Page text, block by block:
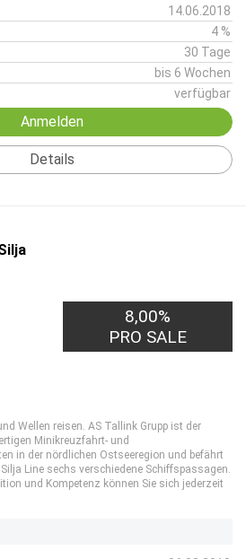
14.06.2018
4 %
30 Tage
bis 6 Wochen
verfügbar
Anmelden
Details
8,00%
PRO SALE
Wellen reisen. AS Tallink Grupp ist der
Minikreuzfahrt- und
in der nördlichen Ostseeregion und befährt
Line sechs verschiedene Schiffspassagen.
und Kompetenz können Sie sich jederzeit